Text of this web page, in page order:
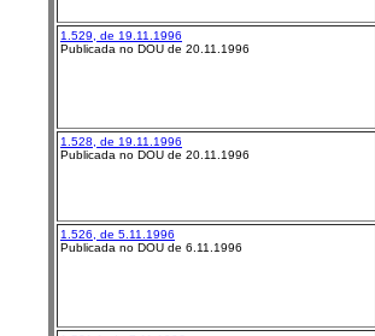
1.529, de 19.11.1996
Publicada no DOU de 20.11.1996
1.528, de 19.11.1996
Publicada no DOU de 20.11.1996
1.526, de 5.11.1996
Publicada no DOU de 6.11.1996